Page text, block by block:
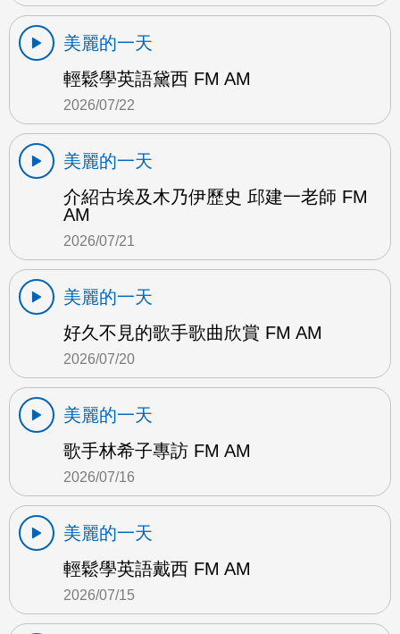
美麗的一天
輕鬆學英語黛西 FM AM
2026/07/22
美麗的一天
介紹古埃及木乃伊歷史 邱建一老師 FM
AM
2026/07/21
美麗的一天
好久不見的歌手歌曲欣賞 FM AM
2026/07/20
美麗的一天
歌手林希子專訪 FM AM
2026/07/16
美麗的一天
輕鬆學英語戴西 FM AM
2026/07/15